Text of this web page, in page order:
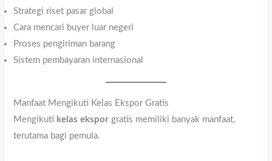
Strategi riset pasar global
Cara mencari buyer luar negeri
Proses pengiriman barang
Sistem pembayaran internasional
Manfaat Mengikuti Kelas Ekspor Gratis
Mengikuti kelas ekspor gratis memiliki banyak manfaat,
terutama bagi pemula.